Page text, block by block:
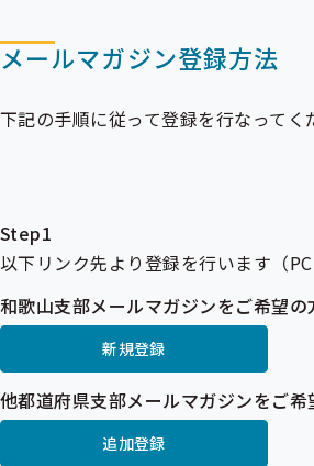
メールマガジン登録方法
下記の手順に従って登録を行なってく
Step1
以下リンク先より登録を行います（PC
和歌山支部メールマガジンをご希望の
新規登録
他都道府県支部メールマガジンをご希
追加登録